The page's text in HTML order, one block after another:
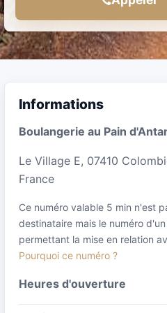
Informations
Boulangerie au Pain
Le Village E, 07410
France
Ce numéro valable 5 min n'est
destinataire mais le numéro
permettant la mise en relation
Pourquoi ce numéro ?
Heures d'ouverture